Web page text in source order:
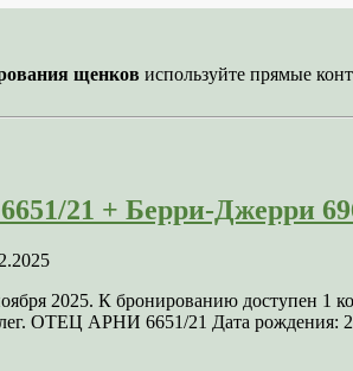
щенков используйте прямые
21 + Берри-Джерри
2025. К бронированию доступен
ОТЕЦ АРНИ 6651/21 Дата рождения: